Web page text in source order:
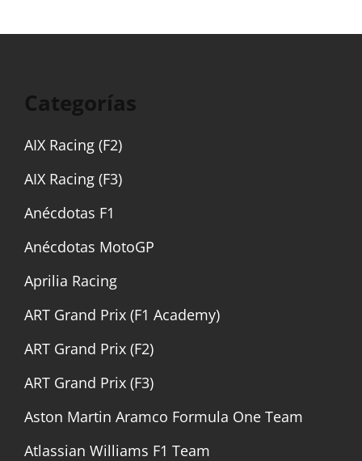
Categorías
AIX Racing (F2)
AIX Racing (F3)
Anécdotas F1
Anécdotas MotoGP
Aprilia Racing
ART Grand Prix (F1 Academy)
ART Grand Prix (F2)
ART Grand Prix (F3)
Aston Martin Aramco Formula One Team
Atlassian Williams F1 Team